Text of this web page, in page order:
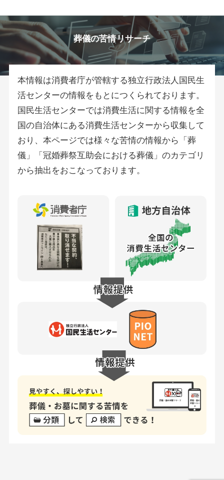
葬儀の苦情リサーチ
本情報は消費者庁が管轄する独立行政法人国民生
活センターの情報をもとにつくられております。
国民生活センターでは消費生活に関する情報を全
国の自治体にある消費生活センターから収集して
おり、本ページでは様々な苦情の情報から「葬
儀」「冠婚葬祭互助会における葬儀」のカテゴリ
から抽出をおこなっております。